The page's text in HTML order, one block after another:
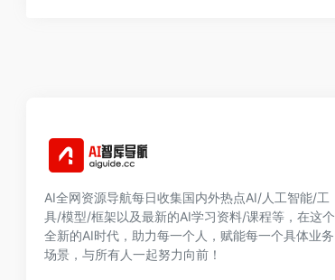
AI全网资源导航每日收集国内外热点AI/人工智能/工
具/模型/框架以及最新的AI学习资料/课程等，在这个
全新的AI时代，助力每一个人，赋能每一个具体业务
场景，与所有人一起努力向前！